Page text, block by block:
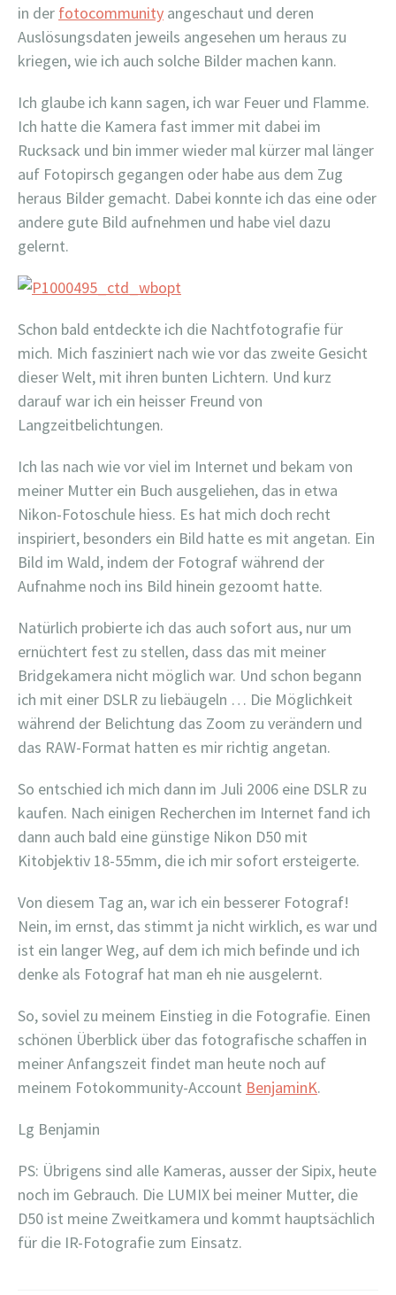
in der fotocommunity angeschaut und deren
Auslösungsdaten jeweils angesehen um heraus zu
kriegen, wie ich auch solche Bilder machen kann.
Ich glaube ich kann sagen, ich war Feuer und Flamme.
Ich hatte die Kamera fast immer mit dabei im
Rucksack und bin immer wieder mal kürzer mal länger
auf Fotopirsch gegangen oder habe aus dem Zug
heraus Bilder gemacht. Dabei konnte ich das eine oder
andere gute Bild aufnehmen und habe viel dazu
gelernt.
Schon bald entdeckte ich die Nachtfotografie für
mich. Mich fasziniert nach wie vor das zweite Gesicht
dieser Welt, mit ihren bunten Lichtern. Und kurz
darauf war ich ein heisser Freund von
Langzeitbelichtungen.
Ich las nach wie vor viel im Internet und bekam von
meiner Mutter ein Buch ausgeliehen, das in etwa
Nikon-Fotoschule hiess. Es hat mich doch recht
inspiriert, besonders ein Bild hatte es mit angetan. Ein
Bild im Wald, indem der Fotograf während der
Aufnahme noch ins Bild hinein gezoomt hatte.
Natürlich probierte ich das auch sofort aus, nur um
ernüchtert fest zu stellen, dass das mit meiner
Bridgekamera nicht möglich war. Und schon begann
ich mit einer DSLR zu liebäugeln … Die Möglichkeit
während der Belichtung das Zoom zu verändern und
das RAW-Format hatten es mir richtig angetan.
So entschied ich mich dann im Juli 2006 eine DSLR zu
kaufen. Nach einigen Recherchen im Internet fand ich
dann auch bald eine günstige Nikon D50 mit
Kitobjektiv 18-55mm, die ich mir sofort ersteigerte.
Von diesem Tag an, war ich ein besserer Fotograf!
Nein, im ernst, das stimmt ja nicht wirklich, es war und
ist ein langer Weg, auf dem ich mich befinde und ich
denke als Fotograf hat man eh nie ausgelernt.
So, soviel zu meinem Einstieg in die Fotografie. Einen
schönen Überblick über das fotografische schaffen in
meiner Anfangszeit findet man heute noch auf
meinem Fotokommunity-Account BenjaminK.
Lg Benjamin
PS: Übrigens sind alle Kameras, ausser der Sipix, heute
noch im Gebrauch. Die LUMIX bei meiner Mutter, die
D50 ist meine Zweitkamera und kommt hauptsächlich
für die IR-Fotografie zum Einsatz.